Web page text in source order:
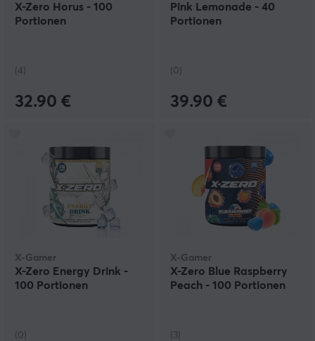
X-Zero Horus - 100
Portionen
(4)
32.90 €
Pink Lemonade - 40
Portionen
(0)
39.90 €
X-Gamer
X-Zero Energy Drink -
100 Portionen
(0)
X-Gamer
X-Zero Blue Raspberry
Peach - 100 Portionen
(3)